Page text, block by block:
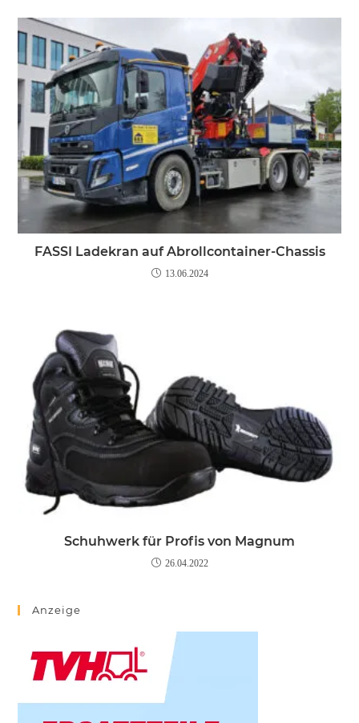
FASSI Ladekran auf Abrollcontainer-Chassis
13.06.2024
Schuhwerk für Profis von Magnum
26.04.2022
Anzeige